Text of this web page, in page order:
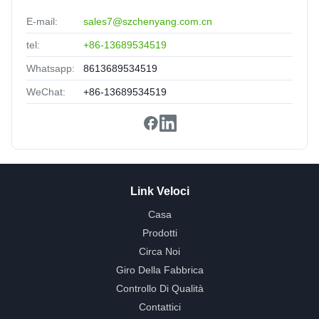
Nice packing,delivery fast,satisfied.
E-mail: sales7@szchenyang.com.cn
tel: +86-13689534519
Whatsapp: 8613689534519
WeChat: +86-13689534519
Link Veloci
Casa
Prodotti
Circa Noi
Giro Della Fabbrica
Controllo Di Qualità
Contattici